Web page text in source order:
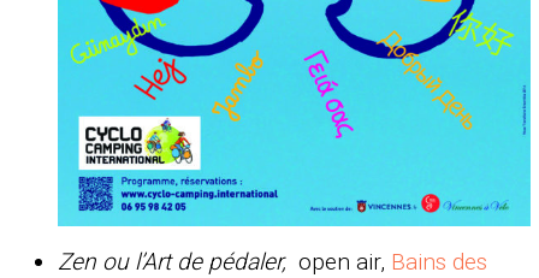
Zen ou l’Art de pédaler, open air, Bains des